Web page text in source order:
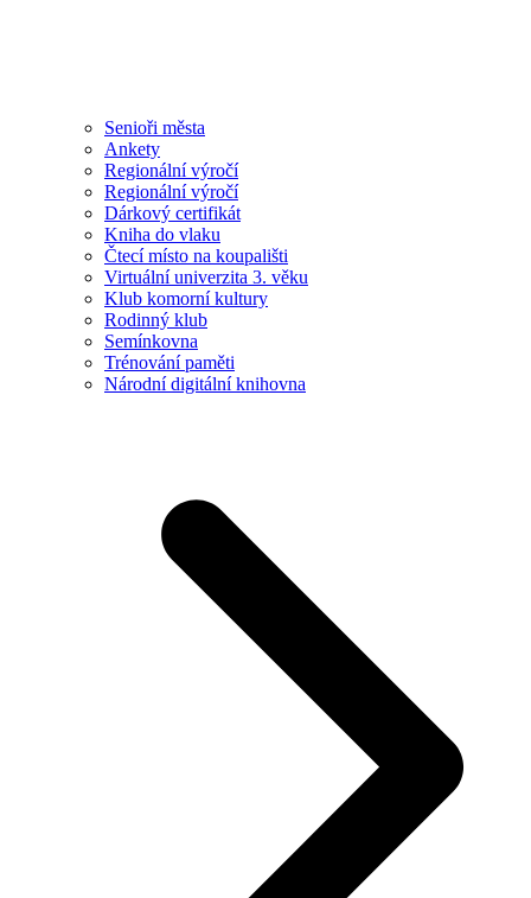
Senioři města
Ankety
Regionální výročí
Regionální výročí
Dárkový certifikát
Kniha do vlaku
Čtecí místo na koupališti
Virtuální univerzita 3. věku
Klub komorní kultury
Rodinný klub
Semínkovna
Trénování paměti
Národní digitální knihovna